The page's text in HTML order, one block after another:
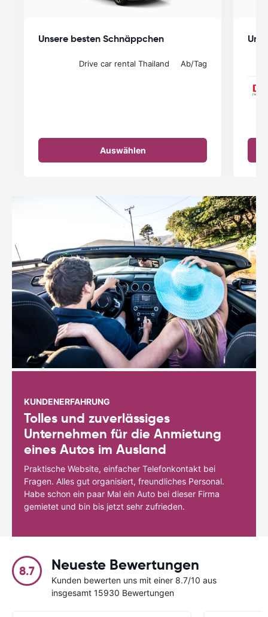
Unsere besten Schnäppchen
Drive car rental Thailand Ab/Tag
Auswählen
KUNDENERFAHRUNG
Tolles und zuverlässiges
Unternehmen für die Anmietung
eines Autos im Ausland
Praktische Website, einfacher Telefonkontakt bei
Fragen. Alles gut organisiert, freundliches Personal.
Habe schon ein paar Mal ein Auto bei dieser Firma
gemietet und bin bis jetzt sehr zufrieden.
8.7 Neueste Bewertungen
Kunden bewerten uns mit einer 8.7/10 aus
insgesamt 15930 Bewertungen